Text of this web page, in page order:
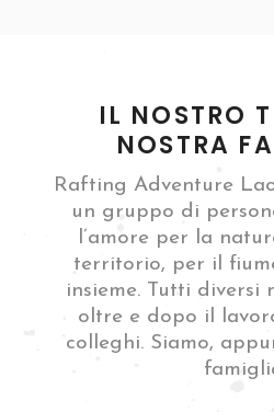
IL NOSTRO
NOSTRA
Rafting Adventure
un gruppo di
l’amore per la
territorio, per il
insieme. Tutti diversi
oltre e dopo il
colleghi. Siamo,